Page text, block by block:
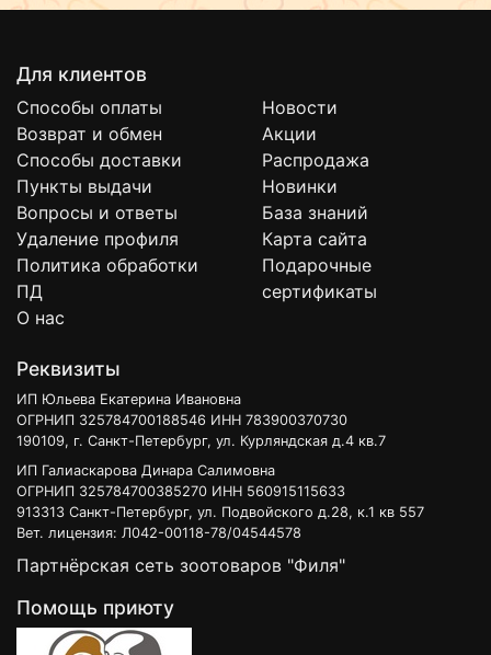
Для клиентов
Способы оплаты
Возврат и обмен
Способы доставки
Пункты выдачи
Вопросы и ответы
Удаление профиля
Политика обработки
ПД
О нас
Новости
Акции
Распродажа
Новинки
База знаний
Карта сайта
Подарочные
сертификаты
Реквизиты
ИП Юльева Екатерина Ивановна
ОГРНИП 325784700188546 ИНН 783900370730
190109, г. Санкт-Петербург, ул. Курляндская д.4 кв.7
ИП Галиаскарова Динара Салимовна
ОГРНИП 325784700385270 ИНН 560915115633
913313 Санкт-Петербург, ул. Подвойского д.28, к.1 кв 557
Вет. лицензия: Л042-00118-78/04544578
Партнёрская сеть зоотоваров "Филя"
Помощь приюту